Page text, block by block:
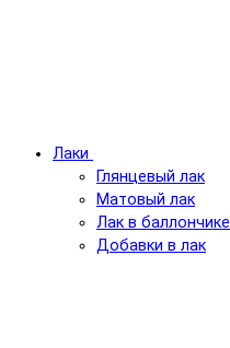
Лаки
Глянцевый лак
Матовый лак
Лак в баллончике
Добавки в лак